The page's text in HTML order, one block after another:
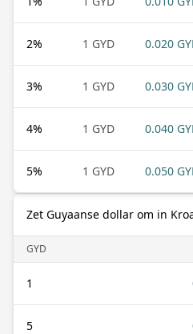
2% 1 GYD 0.020
3% 1 GYD 0.030
4% 1 GYD 0.040
5% 1 GYD 0.050
Zet Guyaanse dollar om in
GYD
1
5